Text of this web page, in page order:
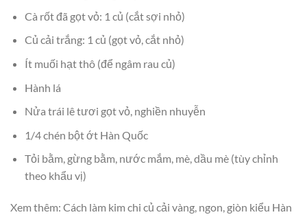
Cà rốt đã gọt vỏ: 1 củ (cắt sợi nhỏ)
Củ cải trắng: 1 củ (gọt vỏ, cắt nhỏ)
Ít muối hạt thô (để ngâm rau củ)
Hành lá
Nửa trái lê tươi gọt vỏ, nghiền nhuyễn
1/4 chén bột ớt Hàn Quốc
Tỏi bằm, gừng bằm, nước mắm, mè, dầu mè (tùy chỉnh
theo khẩu vị)
Xem thêm: Cách làm kim chi củ cải vàng, ngon, giòn kiểu Hàn